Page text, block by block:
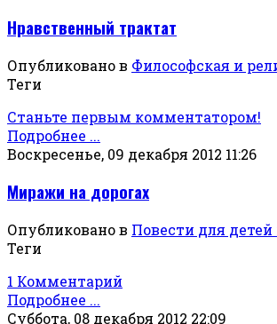
Нравственный трактат
Опубликовано в Философская и
Теги
Станьте первым комментатором!
Подробнее ...
Воскресенье, 09 декабря 2012 11:26
Миражи на дорогах
Опубликовано в Повести для детей
Теги
1 Комментарий
Подробнее ...
Суббота, 08 декабря 2012 22:09